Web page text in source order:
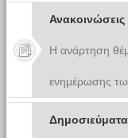
Η ανάρτηση
ενημέρωσης